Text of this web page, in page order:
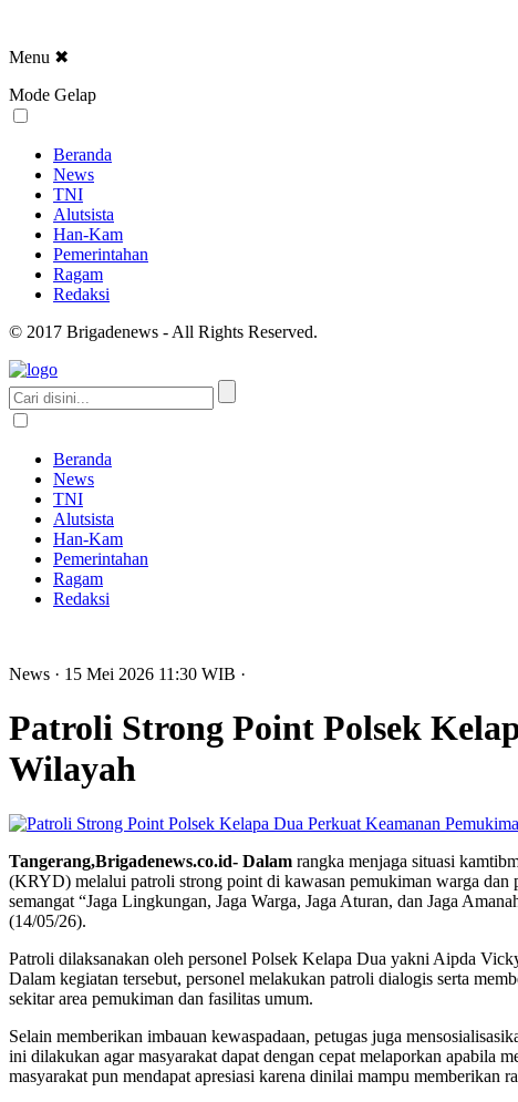
Menu ✖
Mode Gelap
Beranda
News
TNI
Alutsista
Han-Kam
Pemerintahan
Ragam
Redaksi
© 2017 Brigadenews - All Rights Reserved.
Beranda
News
TNI
Alutsista
Han-Kam
Pemerintahan
Ragam
Redaksi
News · 15 Mei 2026 11:30 WIB ·
Patroli Strong Point Polsek
Wilayah
Tangerang,Brigadenews.co.id- Dalam rangka menjaga situasi
(KRYD) melalui patroli strong point di kawasan pemukiman warga dan
semangat “Jaga Lingkungan, Jaga Warga, Jaga Aturan, dan Jaga
(14/05/26).
Patroli dilaksanakan oleh personel Polsek Kelapa Dua yakni Aipda
Dalam kegiatan tersebut, personel melakukan patroli dialogis serta
sekitar area pemukiman dan fasilitas umum.
Selain memberikan imbauan kewaspadaan, petugas juga
ini dilakukan agar masyarakat dapat dengan cepat melaporkan apabila
masyarakat pun mendapat apresiasi karena dinilai mampu memberikan